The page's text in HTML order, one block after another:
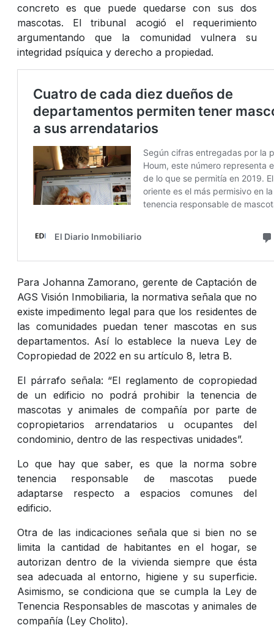
concreto es que puede quedarse con sus dos
mascotas. El tribunal acogió el requerimiento
argumentando que la comunidad vulnera su
integridad psíquica y derecho a propiedad.
Para Johanna Zamorano, gerente de Captación de
AGS Visión Inmobiliaria, la normativa señala que no
existe impedimento legal para que los residentes de
las comunidades puedan tener mascotas en sus
departamentos. Así lo establece la nueva Ley de
Copropiedad de 2022 en su artículo 8, letra B.
El párrafo señala: “El reglamento de copropiedad
de un edificio no podrá prohibir la tenencia de
mascotas y animales de compañía por parte de
copropietarios arrendatarios u ocupantes del
condominio, dentro de las respectivas unidades”.
Lo que hay que saber, es que la norma sobre
tenencia responsable de mascotas puede
adaptarse respecto a espacios comunes del
edificio.
Otra de las indicaciones señala que si bien no se
limita la cantidad de habitantes en el hogar, se
autorizan dentro de la vivienda siempre que ésta
sea adecuada al entorno, higiene y su superficie.
Asimismo, se condiciona que se cumpla la Ley de
Tenencia Responsables de mascotas y animales de
compañía (Ley Cholito).